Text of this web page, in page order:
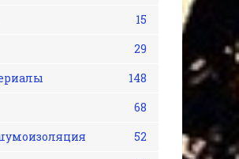
15
29
148
68
52